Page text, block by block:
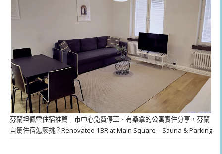
芬蘭坦佩雷住宿推薦｜市中心免費停車、有桑拿的公寓實住分享，芬蘭
自駕住宿怎麼挑？Renovated 1BR at Main Square – Sauna & Parking